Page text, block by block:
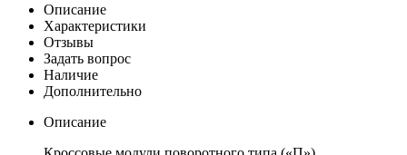
Описание
Характеристики
Отзывы
Задать вопрос
Наличие
Дополнительно
Описание